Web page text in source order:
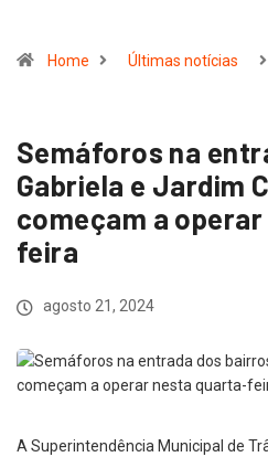
Home Últimas notícias
Semáforos na
Gabriela e Jardim
começam a
feira
agosto 21, 2024
A Superintendência Municipal de